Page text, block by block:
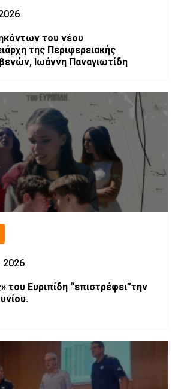
του νέου
της Περιφερειακής
Ιωάννη Παναγιωτίδη
2026
του Ευριπίδη “επιστρέφει”την